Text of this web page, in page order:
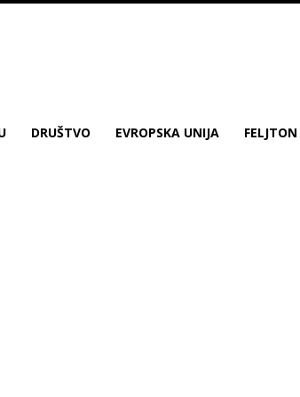
DRUŠTVO EVROPSKA UNIJA FELJTON